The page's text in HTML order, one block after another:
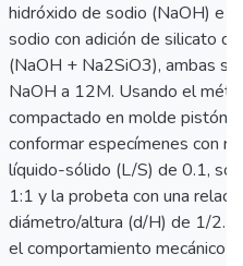
hidróxido de sodio (NaOH) e
sodio con adición de silicato
(NaOH + Na2SiO3), ambas
NaOH a 12M. Usando el
compactado en molde pistón,
conformar especímenes con
líquido-sólido (L/S) de 0.1,
1:1 y la probeta con una
diámetro/altura (d/H) de 1/2.
el comportamiento mecánico